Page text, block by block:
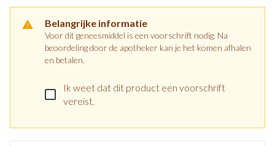
Belangrijke informatie
Voor dit geneesmiddel is een voorschrift nodig. Na
beoordeling door de apotheker kan je het komen afhalen
en betalen.
Ik weet dat dit product een voorschrift
vereist.